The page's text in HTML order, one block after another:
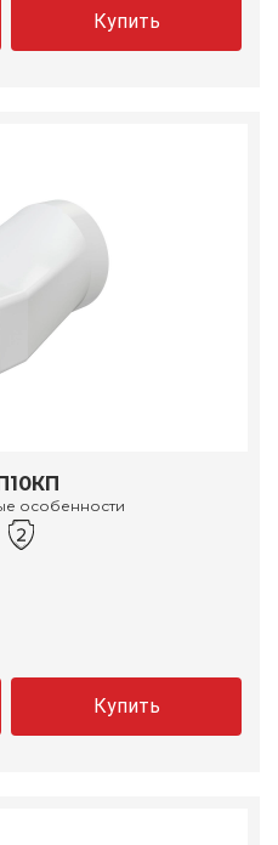
Купить
особенности
Купить